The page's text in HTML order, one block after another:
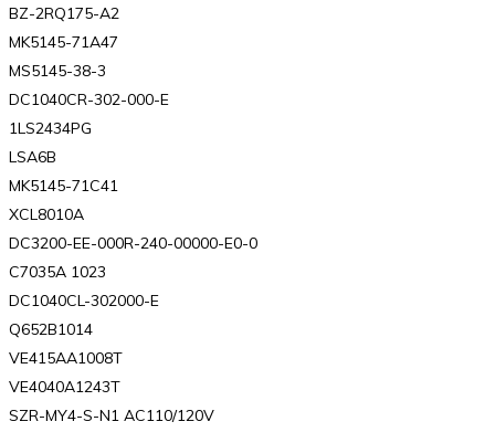
BZ-2RQ175-A2
MK5145-71A47
MS5145-38-3
DC1040CR-302-000-E
1LS2434PG
LSA6B
MK5145-71C41
XCL8010A
DC3200-EE-000R-240-00000-E0-0
C7035A 1023
DC1040CL-302000-E
Q652B1014
VE415AA1008T
VE4040A1243T
SZR-MY4-S-N1 AC110/120V